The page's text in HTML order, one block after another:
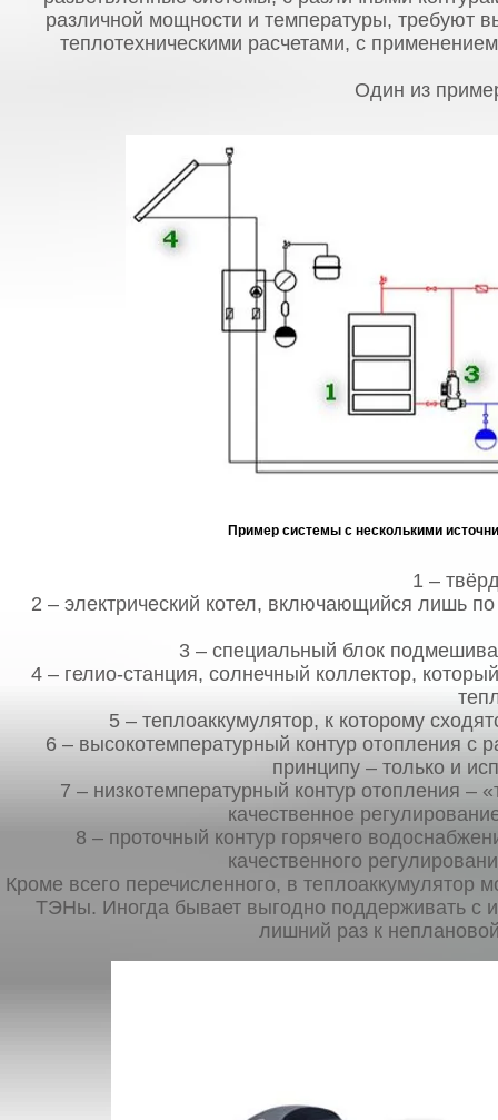
различной мощности и температуры, требуют
теплотехническими расчетами, с
Один из
Пример системы с несколькими
1 –
2 – электрический котел, включающийся лишь
3 – специальный блок
4 – гелио-станция, солнечный коллектор,
5 – теплоаккумулятор, к которому
6 – высокотемпературный контур отопления с
принципу – только и
7 – низкотемпературный контур отопления –
качественное
8 – проточный контур горячего
качественного
Кроме всего перечисленного, в теплоаккумулятор
ТЭНы. Иногда бывает выгодно поддерживать с
лишний раз к